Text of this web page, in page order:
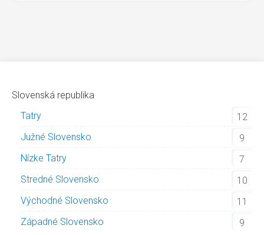
Slovenská republika
Tatry
12
Južné Slovensko
9
Nízke Tatry
7
Stredné Slovensko
10
Východné Slovensko
11
Západné Slovensko
9